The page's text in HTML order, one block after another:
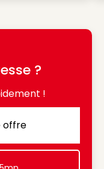
?
!
à cette offre
offre